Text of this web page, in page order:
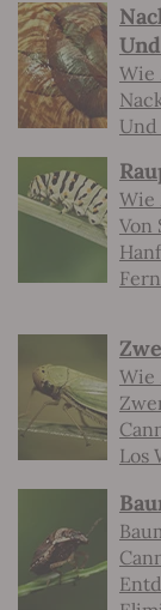
Wie
Wie
Von
Wie
Los